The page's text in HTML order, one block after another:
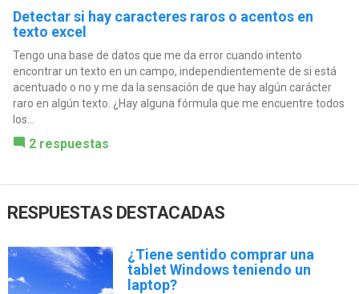
Detectar si hay caracteres raros o acentos en
texto excel
Tengo una base de datos que me da error cuando intento
encontrar un texto en un campo, independientemente de si está
acentuado o no y me da la sensación de que hay algún carácter
raro en algún texto. ¿Hay alguna fórmula que me encuentre todos
los...
2 respuestas
RESPUESTAS DESTACADAS
¿Tiene sentido comprar una
tablet Windows teniendo un
laptop?